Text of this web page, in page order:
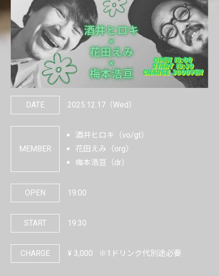
DATE 2025.12.17（Wed）
MEMBER
酒井ヒロキ（vo/gt）
花田えみ（org）
梅本浩亘（dr）
OPEN 19:00
START 19:30
CHARGE ¥ 3,000 ※1ドリンク代別途必要